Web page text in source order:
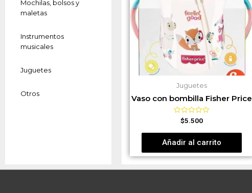
Mochilas, bolsos y
maletas
Instrumentos
musicales
Juguetes
Otros
Juguetes
Vaso con bombilla Fisher Price
Valorado
0
5
$5.500
Añadir al carrito